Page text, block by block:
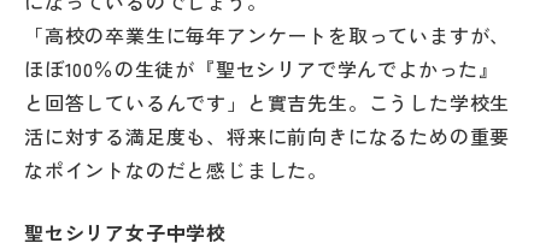
「高校の卒業生に毎年アンケートを取っていますが、
ほぼ100％の生徒が『聖セシリアで学んでよかった』
と回答しているんです」と實吉先生。こうした学校生
活に対する満足度も、将来に前向きになるための重要
なポイントなのだと感じました。
聖セシリア女子中学校